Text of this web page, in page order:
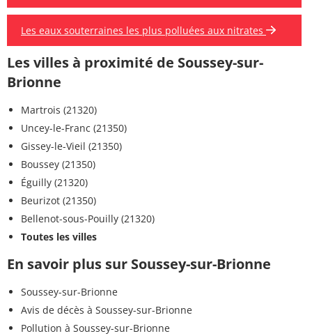
Les eaux souterraines les plus polluées aux nitrates
Les villes à proximité de Soussey-sur-
Brionne
Martrois (21320)
Uncey-le-Franc (21350)
Gissey-le-Vieil (21350)
Boussey (21350)
Éguilly (21320)
Beurizot (21350)
Bellenot-sous-Pouilly (21320)
Toutes les villes
En savoir plus sur Soussey-sur-Brionne
Soussey-sur-Brionne
Avis de décès à Soussey-sur-Brionne
Pollution à Soussey-sur-Brionne